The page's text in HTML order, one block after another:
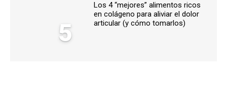
5
Los 4 “mejores” alimentos ricos
en colágeno para aliviar el dolor
articular (y cómo tomarlos)